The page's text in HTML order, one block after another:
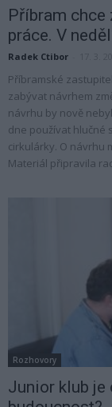
Příbram
práce. V
Radek Ctibor
Příbramské
zabývat návrhem
návrhu by nově
dne používat hlučné
cirkulárky. O návrhu
Materiál připravila
Rozhovory
Junior klub je